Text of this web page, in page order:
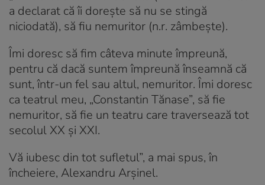
a declarat că îi dorește să nu se stingă
niciodată), să fiu nemuritor (n.r. zâmbește).
Îmi doresc să fim câteva minute împreună,
pentru că dacă suntem împreună înseamnă că
sunt, într-un fel sau altul, nemuritor. Îmi doresc
ca teatrul meu, „Constantin Tănase”, să fie
nemuritor, să fie un teatru care traversează tot
secolul XX și XXI.
Vă iubesc din tot sufletul”, a mai spus, în
încheiere, Alexandru Arșinel.